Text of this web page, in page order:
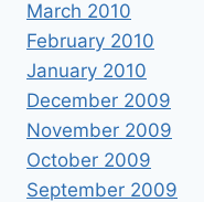
March 2010
February 2010
January 2010
December 2009
November 2009
October 2009
September 2009